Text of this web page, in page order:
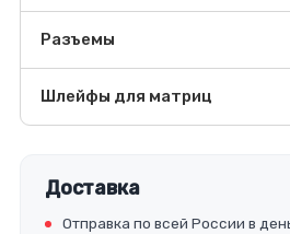
Разъемы
Шлейфы для матриц
Доставка
Отправка по всей России в